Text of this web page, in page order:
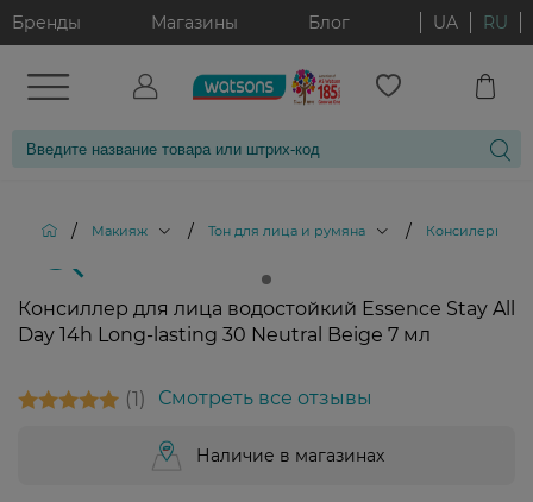
Бренды Магазины Блог UA RU
/ Макияж / Тон для лица и румяна / Консилеры
Консиллер для лица водостойкий Essence Stay All
Day 14h Long-lasting 30 Neutral Beige 7 мл
1 Смотреть все отзывы
Наличие в магазинах